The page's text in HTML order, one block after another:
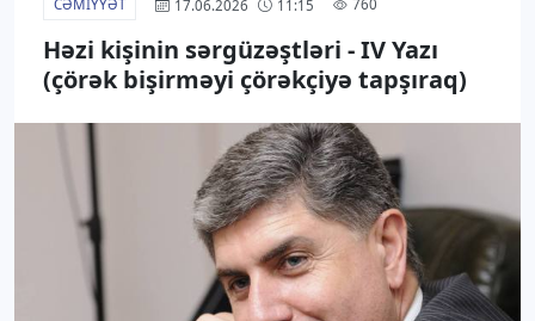
CƏMIYYƏT 17.06.2026 11:15 760
Həzi kişinin sərgüzəştləri - IV Yazı
(çörək bişirməyi çörəkçiyə tapşıraq)